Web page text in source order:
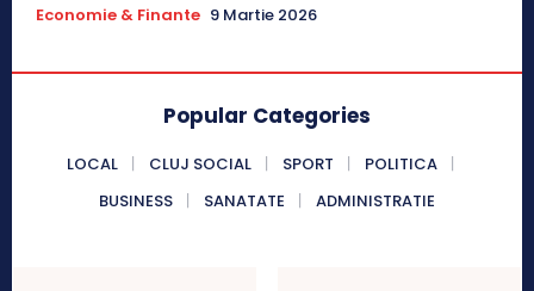
Economie & Finante 9 Martie 2026
Popular Categories
LOCAL CLUJ SOCIAL SPORT
POLITICA
BUSINESS
SANATATE ADMINISTRATIE